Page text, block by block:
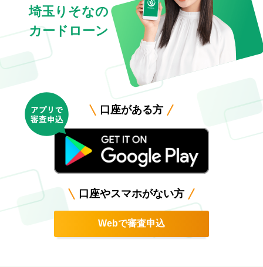
埼玉りそなの
カードローン
口座がある方
口座やスマホがない方
Webで審査申込